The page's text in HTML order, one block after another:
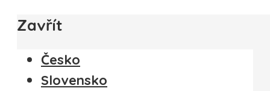
Zavřít
Česko
Slovensko